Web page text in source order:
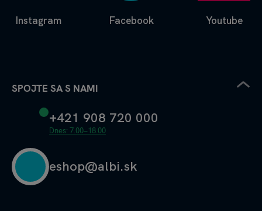
Facebook
Instagram Youtube
SPOJTE SA S NAMI
+421 908 720 000
Dnes: 7.00–18.00
eshop@albi.sk